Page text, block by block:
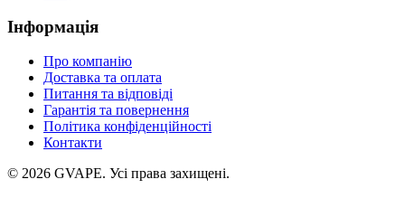
Інформація
Про компанію
Доставка та оплата
Питання та відповіді
Гарантія та повернення
Політика конфіденційності
Контакти
© 2026 GVAPE. Усі права захищені.